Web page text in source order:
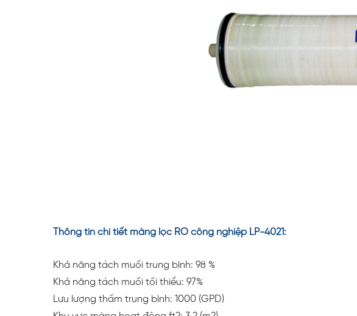
Thông tin chi tiết màng lọc RO công nghiệp LP-4021:
Khả năng tách muối trung bình: 98 %
Khả năng tách muối tối thiểu: 97%
Lưu lượng thấm trung bình: 1000 (GPD)